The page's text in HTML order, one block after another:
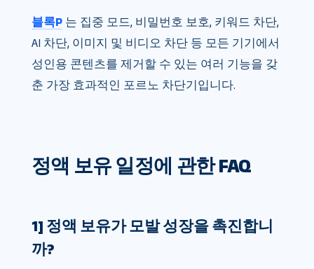
블록P는 집중 모드, 비밀번호 보호, 키워드 차단,
AI 차단, 이미지 및 비디오 차단 등 모든 기기에서
성인용 콘텐츠를 제거할 수 있는 여러 기능을 갖
춘 가장 효과적인 포르노 차단기입니다.
정액 보유 일정에 관한 FAQ
1] 정액 보유가 모발 성장을 촉진합니
까?